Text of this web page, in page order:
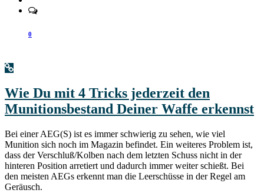
0
Wie Du mit 4 Tricks jederzeit den
Munitionsbestand Deiner Waffe erkennst
Bei einer AEG(S) ist es immer schwierig zu sehen, wie viel
Munition sich noch im Magazin befindet. Ein weiteres Problem ist,
dass der Verschluß/Kolben nach dem letzten Schuss nicht in der
hinteren Position arretiert und dadurch immer weiter schießt. Bei
den meisten AEGs erkennt man die Leerschüsse in der Regel am
Geräusch.